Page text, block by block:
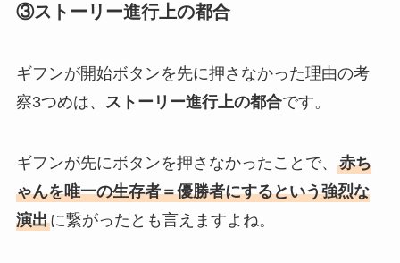
③ストーリー進行上の都合
ギフンが開始ボタンを先に押さなかった理由の考
察3つめは、
ストーリー進行上の都合です。
ギフンが先にボタンを押さなかったことで、 赤ち
ゃんを唯一の生存者＝優勝者にするという強烈な
演出に繋がったとも言えますよね。